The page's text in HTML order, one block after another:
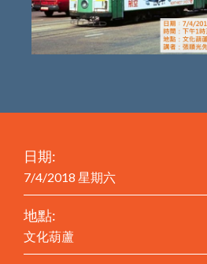
日期:
7/4/2018 星期六
地點:
文化葫蘆